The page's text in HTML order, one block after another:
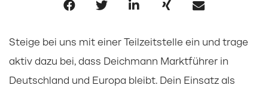
Steige bei uns mit einer Teilzeitstelle ein und trage
aktiv dazu bei, dass Deichmann Marktführer in
Deutschland und Europa bleibt. Dein Einsatz als